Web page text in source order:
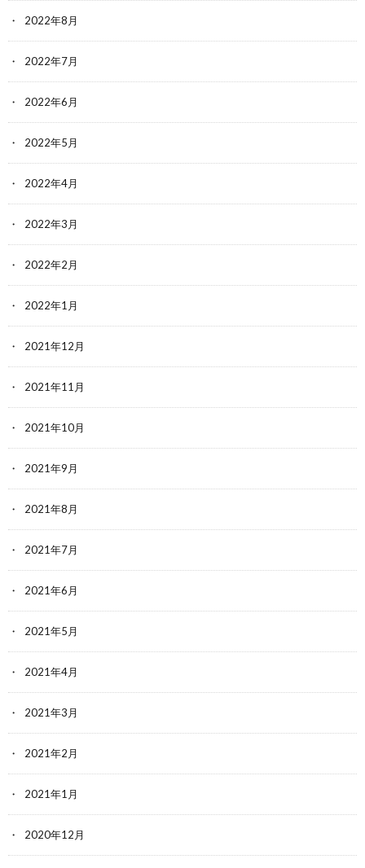
2022年8月
2022年7月
2022年6月
2022年5月
2022年4月
2022年3月
2022年2月
2022年1月
2021年12月
2021年11月
2021年10月
2021年9月
2021年8月
2021年7月
2021年6月
2021年5月
2021年4月
2021年3月
2021年2月
2021年1月
2020年12月